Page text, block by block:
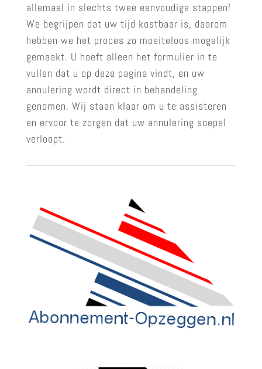
allemaal in slechts twee eenvoudige stappen!
We begrijpen dat uw tijd kostbaar is, daarom
hebben we het proces zo moeiteloos mogelijk
gemaakt. U hoeft alleen het formulier in te
vullen dat u op deze pagina vindt, en uw
annulering wordt direct in behandeling
genomen. Wij staan klaar om u te assisteren
en ervoor te zorgen dat uw annulering soepel
verloopt.